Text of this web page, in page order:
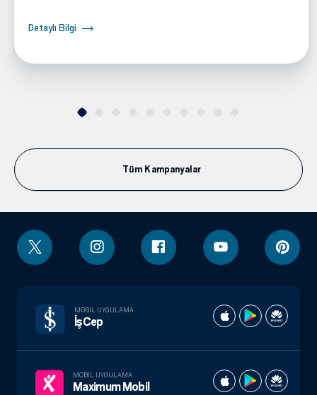
Detaylı Bilgi
Tüm Kampanyalar
MOBIL UYGULAMA
İşCep
MOBIL UYGULAMA
Maximum Mobil